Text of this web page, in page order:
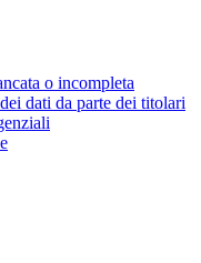
o incompleta
dati da parte dei titolari